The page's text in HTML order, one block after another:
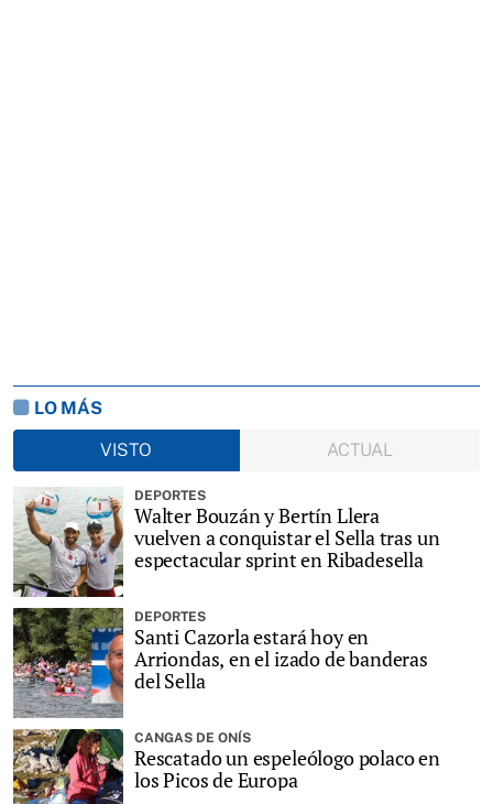
LO MÁS
VISTO
ACTUAL
DEPORTES
Walter Bouzán y Bertín Llera
vuelven a conquistar el Sella tras un
espectacular sprint en Ribadesella
DEPORTES
Santi Cazorla estará hoy en
Arriondas, en el izado de banderas
del Sella
CANGAS DE ONÍS
Rescatado un espeleólogo polaco en
los Picos de Europa